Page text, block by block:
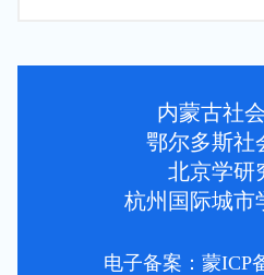
内蒙古社
鄂尔多斯社
北京学研
杭州国际城市
电子备案：蒙ICP